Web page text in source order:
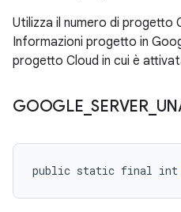
Utilizza il numero di progetto
Informazioni progetto in
progetto Cloud in cui è
GOOGLE _SERVER_
public static final int